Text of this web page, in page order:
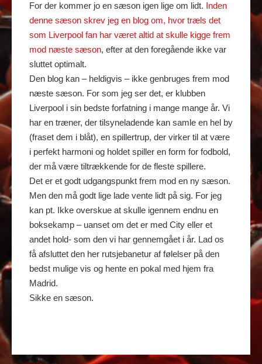
For der kommer jo en sæson igen lige om lidt. Inden
denne sæson skrev jeg en blog om, hvor træls det
som Liverpool fan har været altid at skulle kigge frem
mod næste sæson, efter at den foregående ikke var
sluttet optimalt.
Den blog kan – heldigvis – ikke genbruges frem mod
næste sæson. For som jeg ser det, er klubben
Liverpool i sin bedste forfatning i mange mange år. Vi
har en træner, der tilsyneladende kan samle en hel by
(fraset dem i blåt), en spillertrup, der virker til at være
i perfekt harmoni og holdet spiller en form for fodbold,
der må være tiltrækkende for de fleste spillere.
Det er et godt udgangspunkt frem mod en ny sæson.
Men den må godt lige lade vente lidt på sig. For jeg
kan pt. Ikke overskue at skulle igennem endnu en
boksekamp – uanset om det er med City eller et
andet hold- som den vi har gennemgået i år. Lad os
få afsluttet den her rutsjebanetur af følelser på den
bedst mulige vis og hente en pokal med hjem fra
Madrid.
Sikke en sæson.